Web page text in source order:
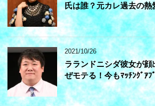
氏は誰？元カレ過去の熱
2021/10/26
ラランドニシダ彼女が顔
ぜモテる！今もﾏｯﾁﾝｸﾞｱﾌ